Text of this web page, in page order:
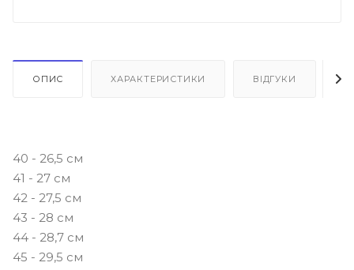
ОПИС ХАРАКТЕРИСТИКИ ВІДГУКИ
40 - 26,5 см
41 - 27 см
42 - 27,5 см
43 - 28 см
44 - 28,7 см
45 - 29,5 см